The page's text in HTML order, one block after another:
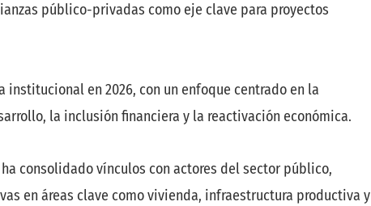
público-privadas como eje clave para proyectos
institucional en 2026, con un enfoque centrado en la
la inclusión financiera y la reactivación económica.
consolidado vínculos con actores del sector público,
en áreas clave como vivienda, infraestructura productiva y